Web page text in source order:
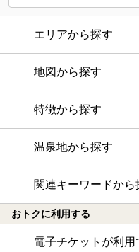
エリアから探す
地図から探す
特徴から探す
温泉地から探す
関連キーワードから
おトクに利用する
電子チケットが利